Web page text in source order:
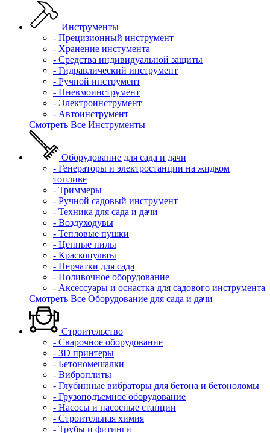
Инструменты
- Прецизионный инструмент
- Хранение инстумента
- Средства индивидуальной защиты
- Гидравлический инструмент
- Ручной инструмент
- Пневмоинструмент
- Электроинструмент
- Автоинструмент
Смотреть Все Инструменты
Оборудование для сада и дачи
- Генераторы и электростанции на жидком
топливе
- Триммеры
- Ручной садовый инструмент
- Техника для сада и дачи
- Воздуходувы
- Тепловые пушки
- Цепные пилы
- Краскопульты
- Перчатки для сада
- Поливочное оборудование
- Аксессуары и оснастка для садового инструмента
Смотреть Все Оборудование для сада и дачи
Строительство
- Сварочное оборудование
- 3D принтеры
- Бетономешалки
- Виброплиты
- Глубинные вибраторы для бетона и бетоноломы
- Грузоподъемное оборудование
- Насосы и насосные станции
- Строительная химия
- Трубы и фитинги